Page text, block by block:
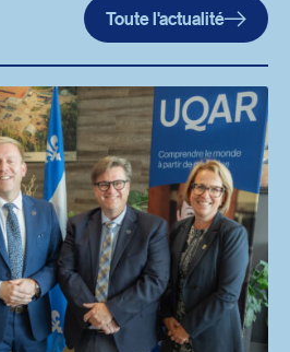
Toute l'actualité